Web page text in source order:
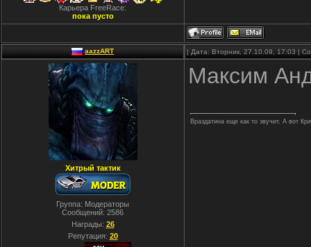
Карьера FreeRace:
пока пусто
aazzART | Дата: Вторник, 27.10.09, 17:03 |
Хитрый тактик
Группа: Модераторы
Сообщений: 2586
Награды: 26
Репутация: 20
Максим
Враздатина еще как то звучит. А вот